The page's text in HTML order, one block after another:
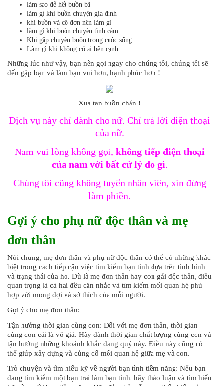
làm sao để hết buồn bã
làm gì khi buồn chuyện gia đình
khi buồn và cô đơn nên làm gì
làm gì khi buồn chuyện tình cảm
Khi gặp chuyện buồn trong cuộc sống
Làm gì khi không có ai bên cạnh
Những lúc như vậy, bạn nên gọi ngay cho chúng tôi, chúng tôi sẽ
đến gặp bạn và làm bạn vui hơn, hạnh phúc hơn !
Xua tan buồn chán !
Dịch vụ này chỉ dành cho nữ. Chỉ trả lời điện thoại
của nữ.
Nam vui lòng không gọi, không tiếp điện thoại
của nam với bất cứ lý do gì.
Chúng tôi cũng không tuyển nhân viên, xin đừng
làm phiền.
Gợi ý cho phụ nữ độc thân và mẹ
đơn thân
Nói chung, mẹ đơn thân và phụ nữ độc thân có thể có những khác
biệt trong cách tiếp cận việc tìm kiếm bạn tình dựa trên tình hình
và trạng thái của họ. Dù là mẹ đơn thân hay con gái độc thân, điều
quan trọng là cả hai đều cân nhắc và tìm kiếm mối quan hệ phù
hợp với mong đợi và sở thích của mỗi người.
Gợi ý cho mẹ đơn thân:
Tận hưởng thời gian cùng con: Đối với mẹ đơn thân, thời gian
cùng con cái là vô giá. Hãy dành thời gian chất lượng cùng con và
tận hưởng những khoảnh khắc đáng quý này. Điều này cũng có
thể giúp xây dựng và củng cố mối quan hệ giữa mẹ và con.
Trò chuyện và tìm hiểu kỹ về người bạn tình tiềm năng: Nếu bạn
đang tìm kiếm một bạn trai làm bạn tình, hãy thảo luận và tìm hiểu